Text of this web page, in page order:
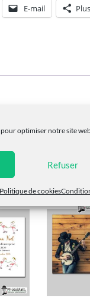
optimiser notre site
Refuser
Politique de cookies
E-mail Plus
(3 photos)